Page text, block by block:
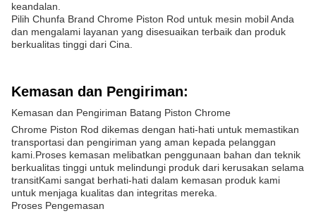
keandalan.
Pilih Chunfa Brand Chrome Piston Rod untuk mesin mobil Anda
dan mengalami layanan yang disesuaikan terbaik dan produk
berkualitas tinggi dari Cina.
Kemasan dan Pengiriman:
Kemasan dan Pengiriman Batang Piston Chrome
Chrome Piston Rod dikemas dengan hati-hati untuk memastikan
transportasi dan pengiriman yang aman kepada pelanggan
kami.Proses kemasan melibatkan penggunaan bahan dan teknik
berkualitas tinggi untuk melindungi produk dari kerusakan selama
transitKami sangat berhati-hati dalam kemasan produk kami
untuk menjaga kualitas dan integritas mereka.
Proses Pengemasan